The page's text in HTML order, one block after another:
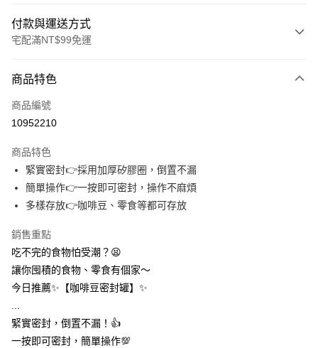
付款與運送方式
宅配滿NT$99免運
信用卡一次付款
信用卡分期付款
合作金庫商業銀行
華南商業銀行
彰化商業銀行
上海商業儲蓄銀行
台北富邦商業銀行
國泰世華商業銀行
兆豐國際商業銀行
匯豐（台灣）商業銀行
聯邦商業銀行
元大商業銀行
玉山商業銀行
台新國際商業銀行
超商取貨付款
LINE Pay
街口支付
悠遊付
AFTEE先享後付
相關說明
【關於「AFTEE先享後付」】
AFTEE先享後付是「在收到商品之後才付款」的支付方式。 讓您購物簡單
ATM付款
商品特色
商品編號
10952210
商品特色
緊實密封👉採用加厚矽膠圈，倒置不漏
簡單操作👉一按即可密封，操作不麻煩
多樣存放👉咖啡豆、零食等都可存放
銷售重點
吃不完的食物怕受潮？😫
讓你囤積的食物、零食有個家～
今日推薦✨【咖啡豆密封罐】✨
緊實密封，倒置不漏！👍️
一按即可密封，簡單操作💯